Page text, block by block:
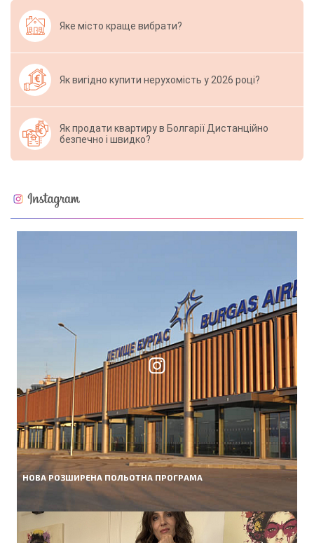
Яке місто краще вибрати?
Як вигідно купити нерухомість у 2026 році?
Як продати квартиру в Болгарії Дистанційно
безпечно і швидко?
НОВА РОЗШИРЕНА ПОЛЬОТНА ПРОГРАМА